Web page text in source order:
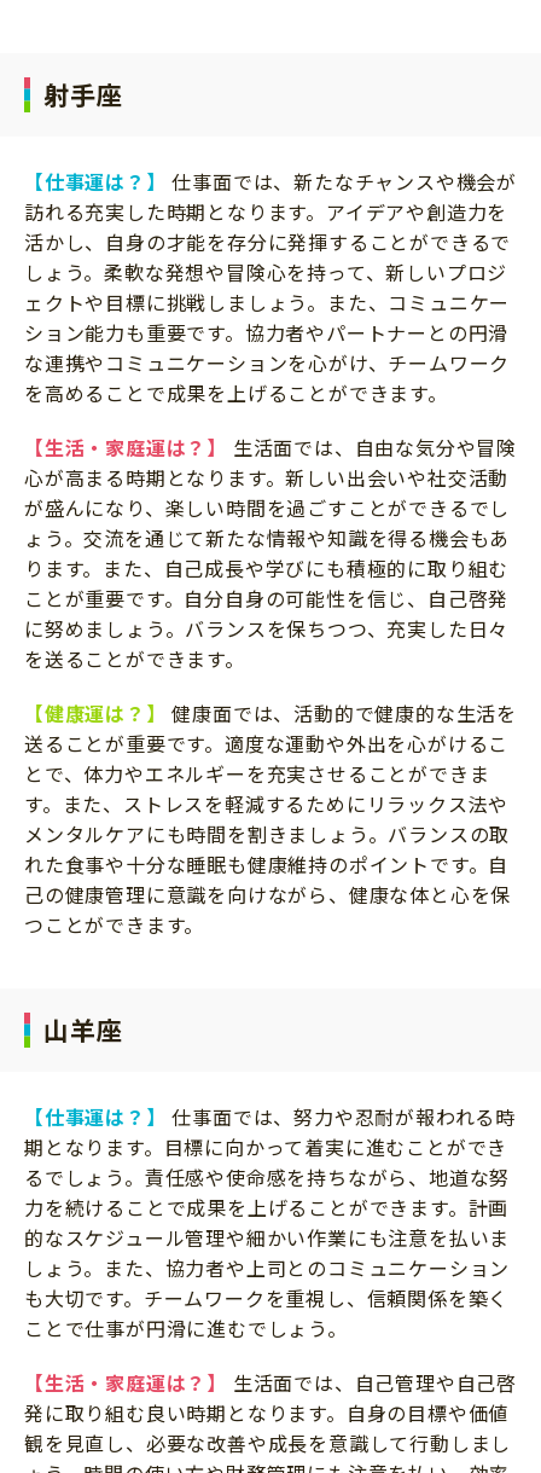
射手座
【仕事運は？】仕事面では、新たなチャンスや機会が
訪れる充実した時期となります。アイデアや創造力を
活かし、自身の才能を存分に発揮することができるで
しょう。柔軟な発想や冒険心を持って、新しいプロジ
ェクトや目標に挑戦しましょう。また、コミュニケー
ション能力も重要です。協力者やパートナーとの円滑
な連携やコミュニケーションを心がけ、チームワーク
を高めることで成果を上げることができます。
【生活・家庭運は？】 生活面では、自由な気分や冒険
心が高まる時期となります。新しい出会いや社交活動
が盛んになり、楽しい時間を過ごすことができるでし
ょう。交流を通じて新たな情報や知識を得る機会もあ
ります。また、自己成長や学びにも積極的に取り組む
ことが重要です。自分自身の可能性を信じ、自己啓発
に努めましょう。バランスを保ちつつ、充実した日々
を送ることができます。
【健康運は？】
健康面では、活動的で健康的な生活を
送ることが重要です。適度な運動や外出を心がけるこ
とで、体力やエネルギーを充実させることができま
す。また、ストレスを軽減するためにリラックス法や
メンタルケアにも時間を割きましょう。バランスの取
れた食事や十分な睡眠も健康維持のポイントです。自
己の健康管理に意識を向けながら、健康な体と心を保
つことができます。
山羊座
【仕事運は？】仕事面では、努力や忍耐が報われる時
期となります。目標に向かって着実に進むことができ
るでしょう。責任感や使命感を持ちながら、地道な努
力を続けることで成果を上げることができます。計画
的なスケジュール管理や細かい作業にも注意を払いま
しょう。また、協力者や上司とのコミュニケーション
も大切です。チームワークを重視し、信頼関係を築く
ことで仕事が円滑に進むでしょう。
【生活・家庭運は？】 生活面では、自己管理や自己啓
発に取り組む良い時期となります。自身の目標や価値
観を見直し、必要な改善や成長を意識して行動しまし